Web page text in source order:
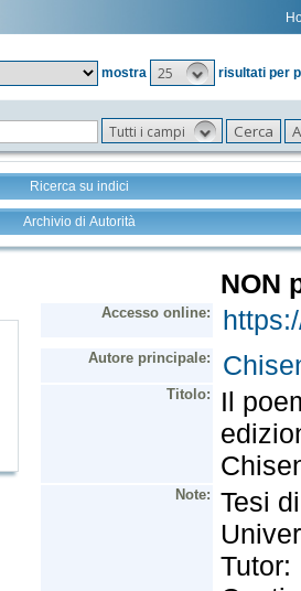
mostra
25 risultati per
Tutti i campi
Ricerca su indici
Archivio di Autorità